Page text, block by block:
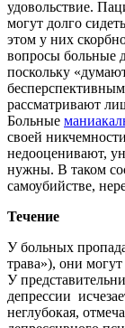
удовольствие.
могут долго
этом у них
вопросы больные
поскольку
рассматривают
Больные
своей
недооценивают,
нужны. В таком
самоубийстве,
Течение
У больных
трава»), они могут
У
депрессии
неглубокая,